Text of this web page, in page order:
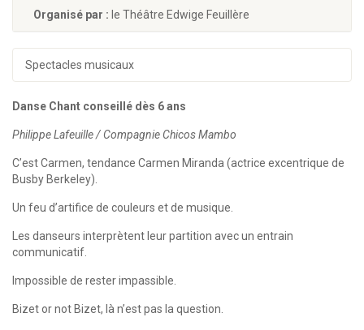
Organisé par : le Théâtre Edwige Feuillère
Spectacles musicaux
Danse Chant conseillé dès 6 ans
Philippe Lafeuille / Compagnie Chicos Mambo
C’est Carmen, tendance Carmen Miranda (actrice excentrique de
Busby Berkeley).
Un feu d’artifice de couleurs et de musique.
Les danseurs interprètent leur partition avec un entrain
communicatif.
Impossible de rester impassible.
Bizet or not Bizet, là n’est pas la question.